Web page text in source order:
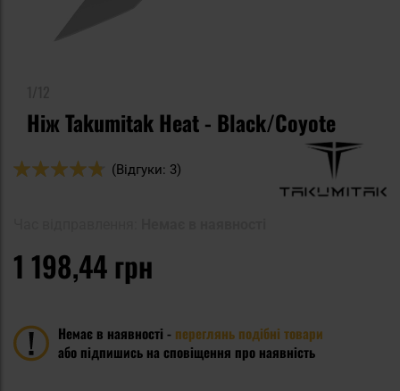
Ніж Takumitak Heat - Black/Coyote
Оцінка:
(Відгуки: 3)
1 198,44 грн
Немає в наявності - переглянь подібні товари
або підпишись на сповіщення про наявність